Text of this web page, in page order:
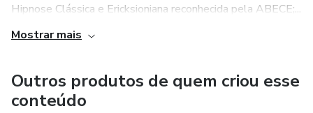
Hipnose Clássica e Ericksioniana reconhecida pela ABECE;...
Mostrar mais
Outros produtos de quem criou esse
conteúdo